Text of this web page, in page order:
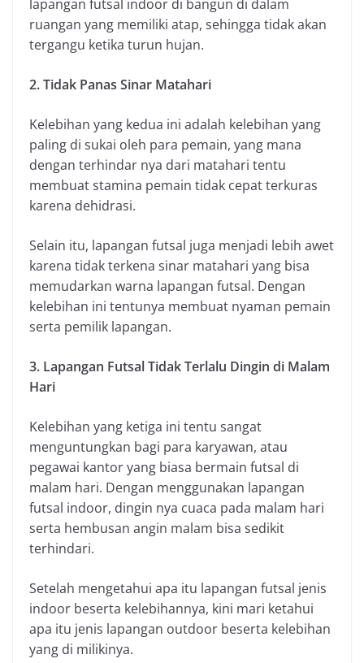
lapangan futsal indoor di bangun di dalam
ruangan yang memiliki atap, sehingga tidak akan
tergangu ketika turun hujan.
2. Tidak Panas Sinar Matahari
Kelebihan yang kedua ini adalah kelebihan yang
paling di sukai oleh para pemain, yang mana
dengan terhindar nya dari matahari tentu
membuat stamina pemain tidak cepat terkuras
karena dehidrasi.
Selain itu, lapangan futsal juga menjadi lebih awet
karena tidak terkena sinar matahari yang bisa
memudarkan warna lapangan futsal. Dengan
kelebihan ini tentunya membuat nyaman pemain
serta pemilik lapangan.
3. Lapangan Futsal Tidak Terlalu Dingin di Malam
Hari
Kelebihan yang ketiga ini tentu sangat
menguntungkan bagi para karyawan, atau
pegawai kantor yang biasa bermain futsal di
malam hari. Dengan menggunakan lapangan
futsal indoor, dingin nya cuaca pada malam hari
serta hembusan angin malam bisa sedikit
terhindari.
Setelah mengetahui apa itu lapangan futsal jenis
indoor beserta kelebihannya, kini mari ketahui
apa itu jenis lapangan outdoor beserta kelebihan
yang di milikinya.